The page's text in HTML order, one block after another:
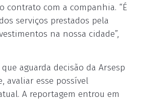
contrato com a companhia. “É
serviços prestados pela
na nossa cidade”,
aguarda decisão da Arsesp
avaliar esse possível
A reportagem entrou em